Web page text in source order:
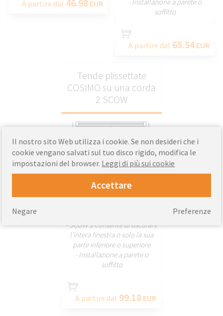
A partire dal 46.98 EUR
soffitto
A partire dal 65.54 EUR
PERSONALIZZARE
Tende plissettate
COSIMO su una corda
2 SCOW
- SCOW 2 consente di oscurare
l'intera finestra o solo la sua
parte inferiore o superiore
- Installazione a parete o
soffitto
A partire dal 99.18 EUR
Il nostro sito Web utilizza i cookie. Se non desideri che i
cookie vengano salvati sul tuo disco rigido, modifica le
impostazioni del browser. Leggi di più sui cookie
Accettare
Preferenze
Negare